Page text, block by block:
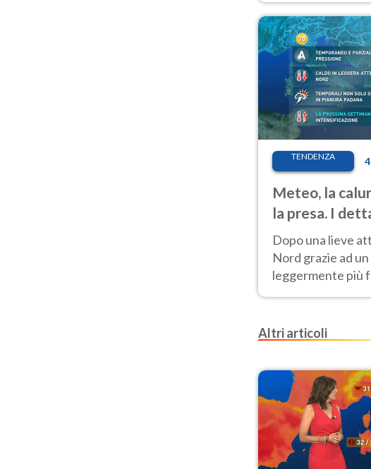
giorni, compresa
Ferragosto
TENDENZA
Meteo, la
la presa. I
Dopo una lieve
Nord grazie ad
leggermente più
nuovo rinforzo
Altri articoli